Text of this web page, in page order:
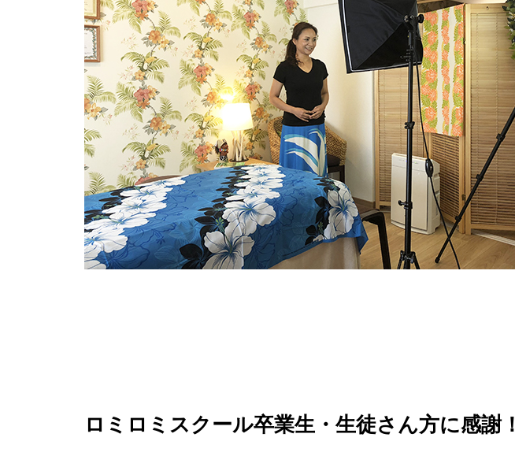
ロミロミスクール卒業生・生徒さん方に感謝！